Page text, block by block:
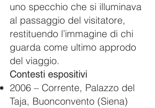
uno specchio che si illuminava
al passaggio del visitatore,
restituendo l’immagine di chi
guarda come ultimo approdo
del viaggio.
Contesti espositivi
2006 – Corrente, Palazzo del
Taja, Buonconvento (Siena)